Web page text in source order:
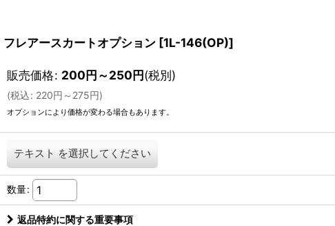
フレアースカートオプション [1L-146(OP)]
販売価格: 200円～250円(税別)
(税込: 220円 ～275円)
オプションにより価格が変わる場合もあります。
テキスト を選択してください
数量:
返品特約に関する重要事項